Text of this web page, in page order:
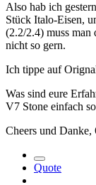
Also hab ich
Stück Italo-Eisen,
(2.2/2.4) muss man
nicht so gern.
Ich tippe auf
Was sind eure
V7 Stone einfach
Cheers und Danke,
Quote